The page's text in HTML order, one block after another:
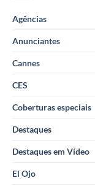
Agências
Anunciantes
Cannes
CES
Coberturas especiais
Destaques
Destaques em Vídeo
El Ojo